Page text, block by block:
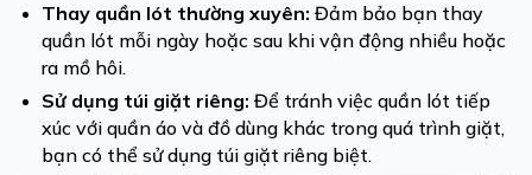
Thay quần lót thường xuyên: Đảm bảo bạn thay
quần lót mỗi ngày hoặc sau khi vận động nhiều hoặc
ra mồ hôi.
Sử dụng túi giặt riêng: Để tránh việc quần lót tiếp
xúc với quần áo và đồ dùng khác trong quá trình giặt,
bạn có thể sử dụng túi giặt riêng biệt.